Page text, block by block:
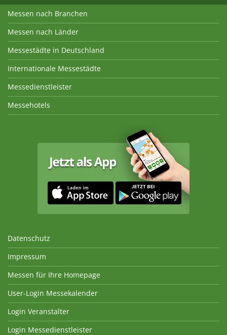
Messen nach Branchen
Messen nach Länder
Messestädte in Deutschland
Internationale Messestädte
Messedienstleister
Messehotels
Datenschutz
Impressum
Messen für Ihre Homepage
User-Login Messekalender
Login Veranstalter
Login Messedienstleister